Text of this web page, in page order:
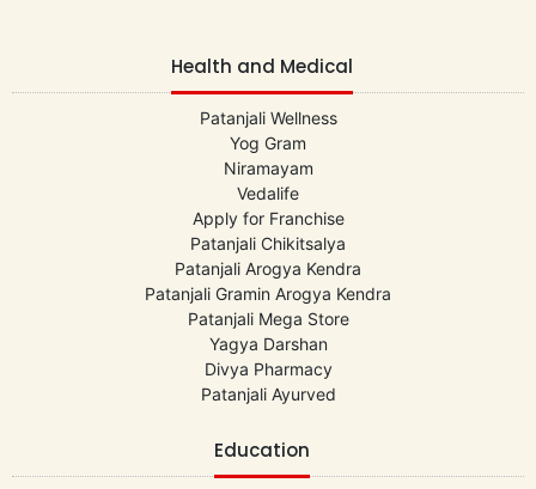
Health and Medical
Patanjali Wellness
Yog Gram
Niramayam
Vedalife
Apply for Franchise
Patanjali Chikitsalya
Patanjali Arogya Kendra
Patanjali Gramin Arogya Kendra
Patanjali Mega Store
Yagya Darshan
Divya Pharmacy
Patanjali Ayurved
Education